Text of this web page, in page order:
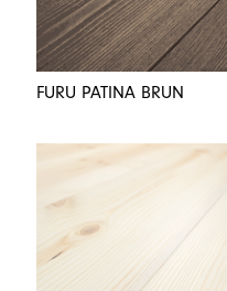
FURU PATINA BRUN